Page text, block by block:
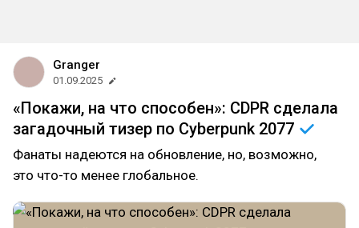
Granger
01.09.2025
«Покажи, на что способен»: CDPR сделала
загадочный тизер по Cyberpunk 2077
Фанаты надеются на обновление, но, возможно,
это что-то менее глобальное.